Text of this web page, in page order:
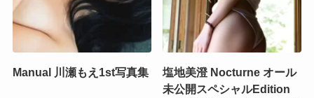
Manual 川瀬もえ1st写真集
塩地美澄 Nocturne オール
未公開スペシャルEdition